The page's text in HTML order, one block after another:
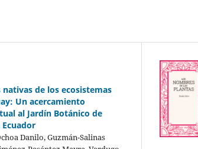
nativas de los ecosistemas
Un acercamiento
al Jardín Botánico de
Ecuador
Danilo, Guzmán-Salinas